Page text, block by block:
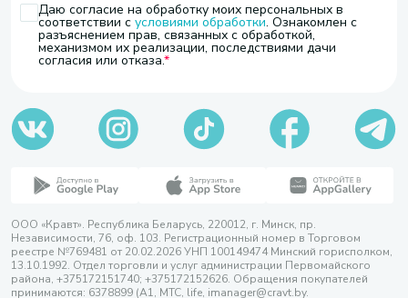
Даю согласие на обработку моих персональных в
соответствии с условиями обработки. Ознакомлен с
разъяснением прав, связанных с обработкой,
механизмом их реализации, последствиями дачи
согласия или отказа.
ООО «Кравт». Республика Беларусь, 220012, г. Минск, пр.
Независимости, 76, оф. 103. Регистрационный номер в Торговом
реестре №769481 от 20.02.2026 УНП 100149474 Минский горисполком,
13.10.1992. Отдел торговли и услуг администрации Первомайского
района, +375172151740; +375172152626. Обращения покупателей
принимаются: 6378899 (А1, МТС, life, imanager@cravt.by.